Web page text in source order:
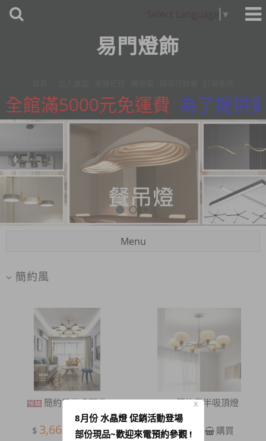
▼
易門燈飾
滿5000元免運費 為了提供更
Menu
簡約風
簡約風半吸頂燈
$ 3,660 購買
簡約風半吸頂燈
$5,300 購買
X
8月份 水晶燈 促銷活動登場
部份現品~歡迎來電預約參觀 !